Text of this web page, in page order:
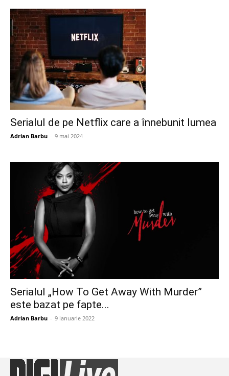
Serialul de pe Netflix care a înnebunit lumea
Adrian Barbu - 9 mai 2024
Serialul „How To Get Away With Murder”
este bazat pe fapte...
Adrian Barbu - 9 ianuarie 2022